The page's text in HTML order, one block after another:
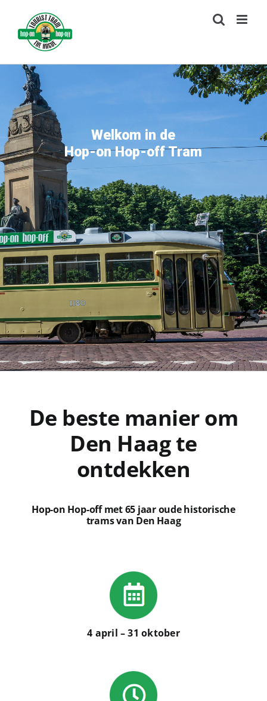
inhoud
Welkom in de
Hop-on Hop-off Tram
De beste manier om
Den Haag te
ontdekken
Hop-on Hop-off met 65 jaar oude historische
trams van Den Haag
4 april – 31 oktober